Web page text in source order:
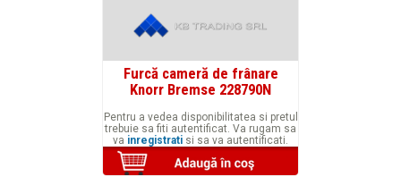
Furcă cameră de frânare
Knorr Bremse 228790N
Pentru a vedea disponibilitatea si pretul
trebuie sa fiti autentificat. Va rugam sa
va inregistrati si sa va autentificati.